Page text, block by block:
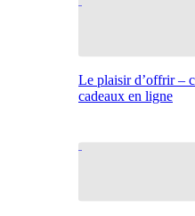
Le plaisir d’offrir –
cadeaux en ligne